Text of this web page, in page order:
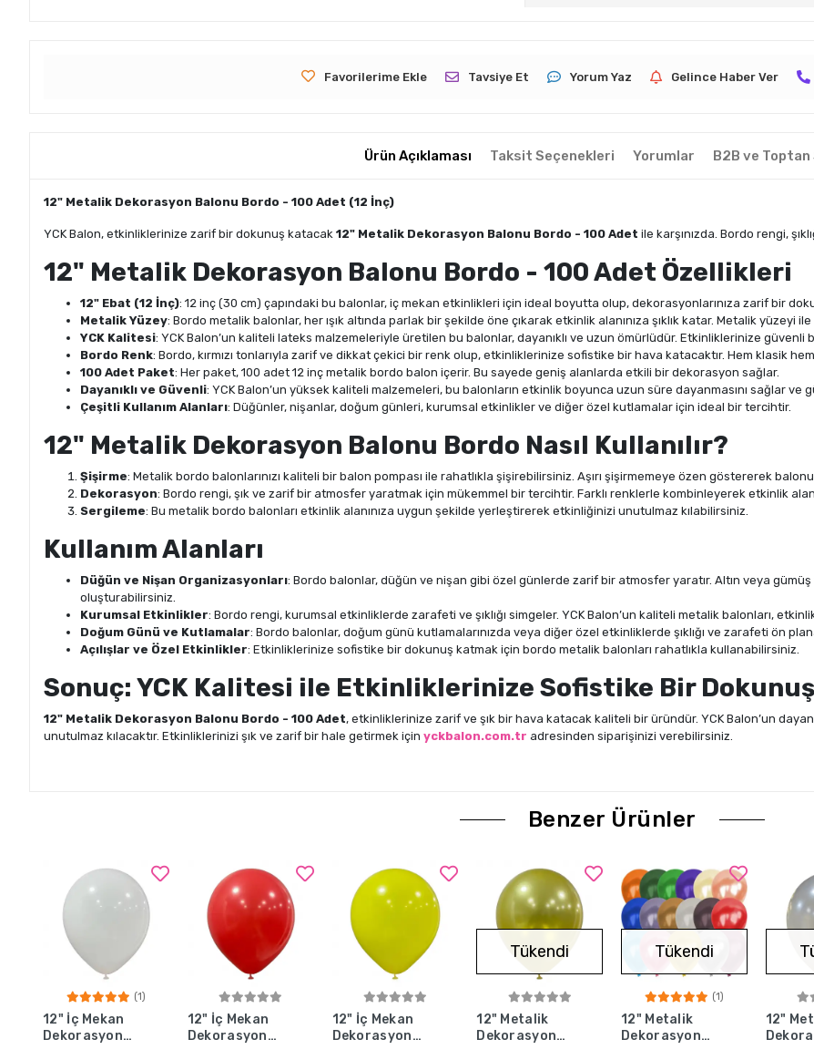
Favorilerime Ekle Tavsiye Et Yorum Yaz Gelince Haber Ver
Ürün Açıklaması Taksit Seçenekleri Yorumlar B2B ve
12" Metalik Dekorasyon Balonu Bordo - 100 Adet (12 İnç)
YCK Balon, etkinliklerinize zarif bir dokunuş katacak 12" Metalik Dekorasyon Balonu Bordo - 100 Adet ile karşınızda. Bordo rengi,
12" Metalik Dekorasyon Balonu Bordo - 100 Adet Özellikleri
12" Ebat (12 İnç): 12 inç (30 cm) çapındaki bu balonlar, iç mekan etkinlikleri için ideal boyutta olup, dekorasyonlarınıza zarif bir
Metalik Yüzey: Bordo metalik balonlar, her ışık altında parlak bir şekilde öne çıkarak etkinlik alanınıza şıklık katar. Metalik yüzeyi
YCK Kalitesi: YCK Balon’un kaliteli lateks malzemeleriyle üretilen bu balonlar, dayanıklı ve uzun ömürlüdür. Etkinliklerinize güvenli
Bordo Renk: Bordo, kırmızı tonlarıyla zarif ve dikkat çekici bir renk olup, etkinliklerinize sofistike bir hava katacaktır. Hem klasik
100 Adet Paket: Her paket, 100 adet 12 inç metalik bordo balon içerir. Bu sayede geniş alanlarda etkili bir dekorasyon sağlar.
Dayanıklı ve Güvenli: YCK Balon’un yüksek kaliteli malzemeleri, bu balonların etkinlik boyunca uzun süre dayanmasını sağlar ve
Çeşitli Kullanım Alanları: Düğünler, nişanlar, doğum günleri, kurumsal etkinlikler ve diğer özel kutlamalar için ideal bir tercihtir.
12" Metalik Dekorasyon Balonu Bordo Nasıl Kullanılır?
Şişirme: Metalik bordo balonlarınızı kaliteli bir balon pompası ile rahatlıkla şişirebilirsiniz. Aşırı şişirmemeye özen göstererek
Dekorasyon: Bordo rengi, şık ve zarif bir atmosfer yaratmak için mükemmel bir tercihtir. Farklı renklerle kombinleyerek etkinlik
Sergileme: Bu metalik bordo balonları etkinlik alanınıza uygun şekilde yerleştirerek etkinliğinizi unutulmaz kılabilirsiniz.
Kullanım Alanları
Düğün ve Nişan Organizasyonları: Bordo balonlar, düğün ve nişan gibi özel günlerde zarif bir atmosfer yaratır. Altın veya
oluşturabilirsiniz.
Kurumsal Etkinlikler: Bordo rengi, kurumsal etkinliklerde zarafeti ve şıklığı simgeler. YCK Balon’un kaliteli metalik balonları,
Doğum Günü ve Kutlamalar: Bordo balonlar, doğum günü kutlamalarınızda veya diğer özel etkinliklerde şıklığı ve zarafeti ön
Açılışlar ve Özel Etkinlikler: Etkinliklerinize sofistike bir dokunuş katmak için bordo metalik balonları rahatlıkla kullanabilirsiniz.
Sonuç: YCK Kalitesi ile Etkinliklerinize Sofistike Bir Dokunuş
12" Metalik Dekorasyon Balonu Bordo - 100 Adet, etkinliklerinize zarif ve şık bir hava katacak kaliteli bir üründür. YCK Balon’un
unutulmaz kılacaktır. Etkinliklerinizi şık ve zarif bir hale getirmek için yckbalon.com.tr adresinden siparişinizi verebilirsiniz.
Benzer Ürünler
(1)
12" İç Mekan
Dekorasyon
12" İç Mekan
Dekorasyon
12" İç Mekan
Dekorasyon
Tükendi
12" Metalik
Dekorasyon
Tükendi
(1)
12" Metalik
Dekorasyon
12"